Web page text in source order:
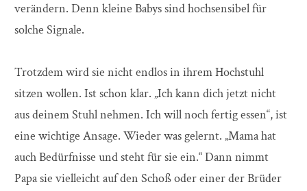
verändern. Denn kleine Babys sind hochsensibel für
solche Signale.
Trotzdem wird sie nicht endlos in ihrem Hochstuhl
sitzen wollen. Ist schon klar. „Ich kann dich jetzt nicht
aus deinem Stuhl nehmen. Ich will noch fertig essen“, ist
eine wichtige Ansage. Wieder was gelernt. „Mama hat
auch Bedürfnisse und steht für sie ein.“ Dann nimmt
Papa sie vielleicht auf den Schoß oder einer der Brüder